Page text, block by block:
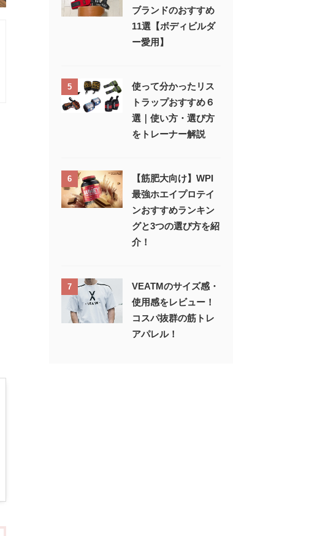
ブランドのおすすめ
11選【ボディビルダ
ー愛用】
5
使って分かったリス
トラップおすすめ６
選｜使い方・選び方
をトレーナー解説
6
【筋肥大向け】WPI
最強ホエイプロテイ
ンおすすめランキン
グと3つの選び方を紹
介！
7
VEATMのサイズ感・
使用感をレビュー！
コスパ抜群の筋トレ
アパレル！